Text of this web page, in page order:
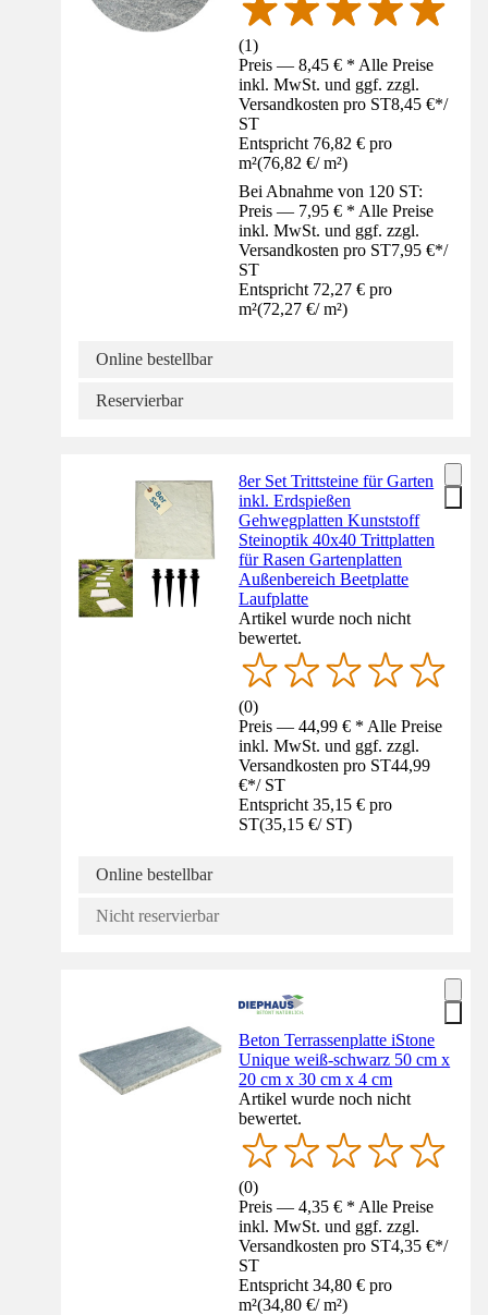
(1)
Preis — 8,45 € * Alle Preise
inkl. MwSt. und ggf. zzgl.
Versandkosten pro ST8,45 €*/
ST
Entspricht 76,82 € pro
m²(76,82 €/ m²)
Bei Abnahme von 120 ST:
Preis — 7,95 € * Alle Preise
inkl. MwSt. und ggf. zzgl.
Versandkosten pro ST7,95 €*/
ST
Entspricht 72,27 € pro
m²(72,27 €/ m²)
Online bestellbar
Reservierbar
8er Set Trittsteine für Garten
inkl. Erdspießen
Gehwegplatten Kunststoff
Steinoptik 40x40 Trittplatten
für Rasen Gartenplatten
Außenbereich Beetplatte
Laufplatte
Artikel wurde noch nicht
bewertet.
(0)
Preis — 44,99 € * Alle Preise
inkl. MwSt. und ggf. zzgl.
Versandkosten pro ST44,99
€*/ ST
Entspricht 35,15 € pro
ST(35,15 €/ ST)
Online bestellbar
Nicht reservierbar
Beton Terrassenplatte iStone
Unique weiß-schwarz 50 cm x
20 cm x 30 cm x 4 cm
Artikel wurde noch nicht
bewertet.
(0)
Preis — 4,35 € * Alle Preise
inkl. MwSt. und ggf. zzgl.
Versandkosten pro ST4,35 €*/
ST
Entspricht 34,80 € pro
m²(34,80 €/ m²)